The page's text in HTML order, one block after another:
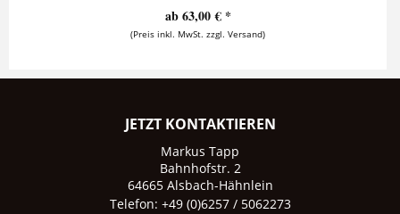
ab 63,00 € *
(Preis inkl. MwSt. zzgl. Versand)
JETZT KONTAKTIEREN
Markus Tapp
Bahnhofstr. 2
64665 Alsbach-Hähnlein
Telefon: +49 (0)6257 / 5062273